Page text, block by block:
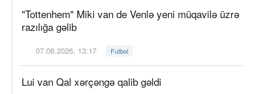
"Tottenhem" Miki van de Venlə yeni müqavilə üzrə
razılığa gəlib
07.08.2026, 13:17 Futbol
Lui van Qal xərçəngə qalib gəldi